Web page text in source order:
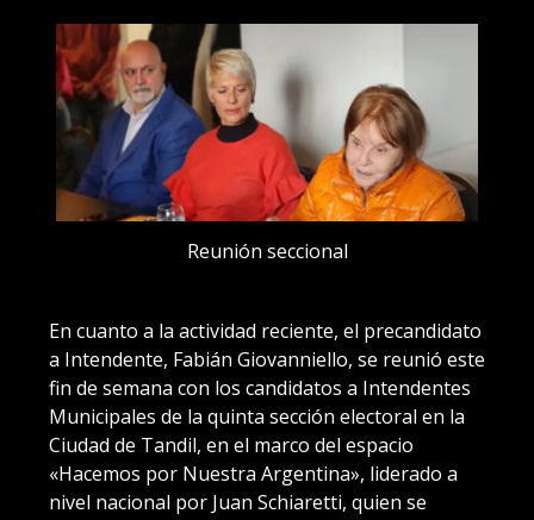
Reunión seccional
En cuanto a la actividad reciente, el precandidato
a Intendente, Fabián Giovanniello, se reunió este
fin de semana con los candidatos a Intendentes
Municipales de la quinta sección electoral en la
Ciudad de Tandil, en el marco del espacio
«Hacemos por Nuestra Argentina», liderado a
nivel nacional por Juan Schiaretti, quien se